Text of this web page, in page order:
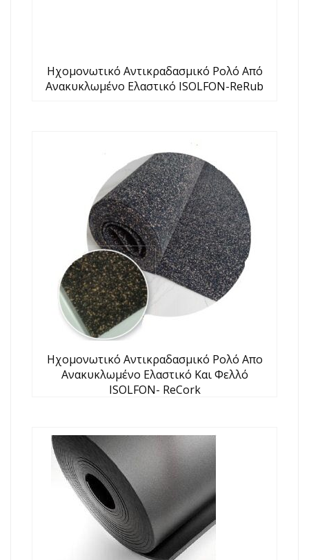
Ηχομονωτικό Αντικραδασμικό Ρολό Από
Ανακυκλωμένο Ελαστικό ISOLFON-ReRub
Ηχομονωτικό Αντικραδασμικό Ρολό Απο
Ανακυκλωμένο Ελαστικό Και Φελλό
ISOLFON- ReCork